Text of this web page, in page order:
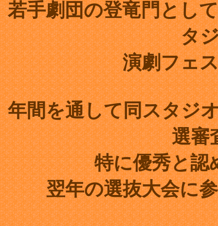
若手劇団の登竜門とし
タ
演劇フェ
年間を通して同スタジ
選審
特に優秀と認
翌年の選抜大会に